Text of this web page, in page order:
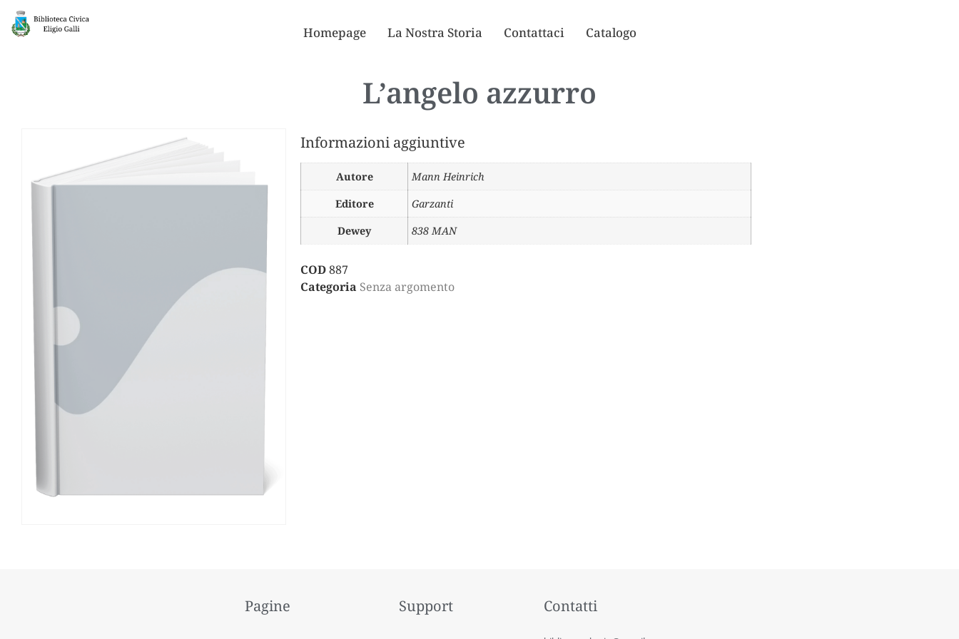
Homepage La Nostra Storia Contattaci Catalogo
L’angelo azzurro
Informazioni aggiuntive
Autore
Mann Heinrich
Editore
Garzanti
Dewey
838 MAN
COD887
Categoria Senza argomento
Pagine Support Contatti